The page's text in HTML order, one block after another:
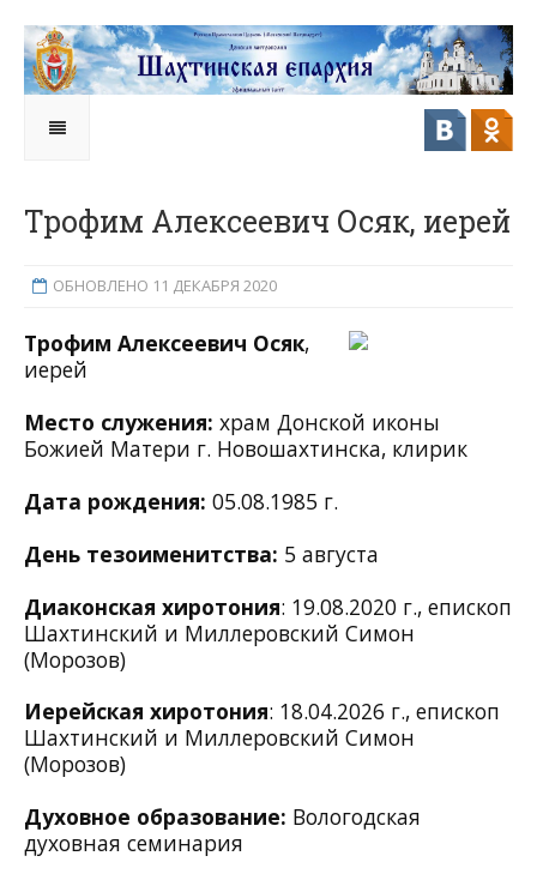
Трофим Алексеевич Осяк, иерей
ОБНОВЛЕНО 11 ДЕКАБРЯ 2020
Трофим Алексеевич Осяк,
иерей
Место служения: храм Донской иконы
Божией Матери г. Новошахтинска, клирик
Дата рождения: 05.08.1985 г.
День тезоименитства: 5 августа
Диаконская хиротония: 19.08.2020 г., епископ
Шахтинский и Миллеровский Симон
(Морозов)
Иерейская хиротония: 18.04.2026 г., епископ
Шахтинский и Миллеровский Симон
(Морозов)
Духовное образование: Вологодская
духовная семинария